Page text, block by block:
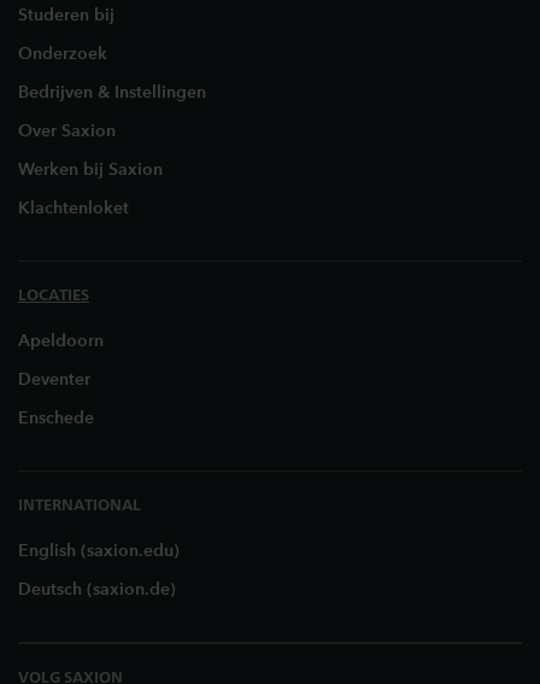
Studeren bij
Onderzoek
Bedrijven & Instellingen
Over Saxion
Werken bij Saxion
Klachtenloket
LOCATIES
Apeldoorn
Deventer
Enschede
INTERNATIONAL
English (saxion.edu)
Deutsch (saxion.de)
VOLG SAXION